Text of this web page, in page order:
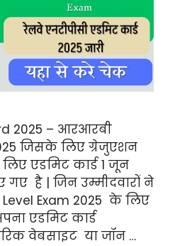
2025 – आरआरबी
जिसके लिए ग्रेजुएशन
एडमिट कार्ड 1 जून
गए है | जिन उम्मीदवारों ने
Level Exam 2025 के लिए
एडमिट कार्ड
वेबसाइट या जॉन …